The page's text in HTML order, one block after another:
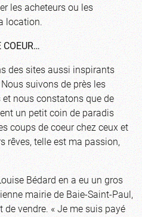
les acheteurs ou les
location.
COEUR…
des sites aussi inspirants
suivons de près les
nous constatons que de
un petit coin de paradis
coups de coeur chez ceux et
rêves, telle est ma passion,
Bédard en a eu un gros
mairie de Baie-Saint-Paul,
de vendre. « Je me suis payé